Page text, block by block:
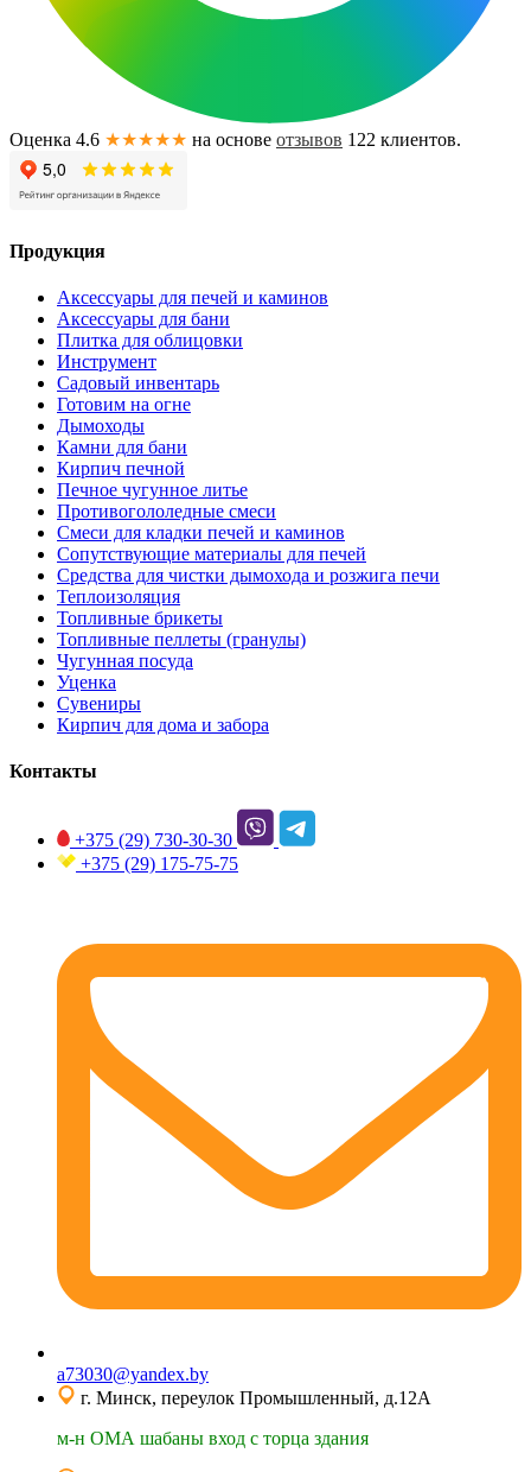
Оценка 4.6 ★★★★★ на основе отзывов 122 клиентов.
Продукция
Аксессуары для печей и каминов
Аксессуары для бани
Плитка для облицовки
Инструмент
Садовый инвентарь
Готовим на огне
Дымоходы
Камни для бани
Кирпич печной
Печное чугунное литье
Противогололедные смеси
Смеси для кладки печей и каминов
Сопутствующие материалы для печей
Средства для чистки дымохода и розжига печи
Теплоизоляция
Топливные брикеты
Топливные пеллеты (гранулы)
Чугунная посуда
Уценка
Сувениры
Кирпич для дома и забора
Контакты
+375 (29) 730-30-30
+375 (29) 175-75-75
a73030@yandex.by
г. Минск, переулок Промышленный, д.12А
м-н ОМА шабаны вход с торца здания